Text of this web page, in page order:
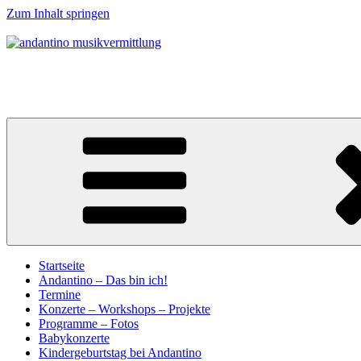
Zum Inhalt springen
Startseite
Andantino – Das bin ich!
Termine
Konzerte – Workshops – Projekte
Programme – Fotos
Babykonzerte
Kindergeburtstag bei Andantino